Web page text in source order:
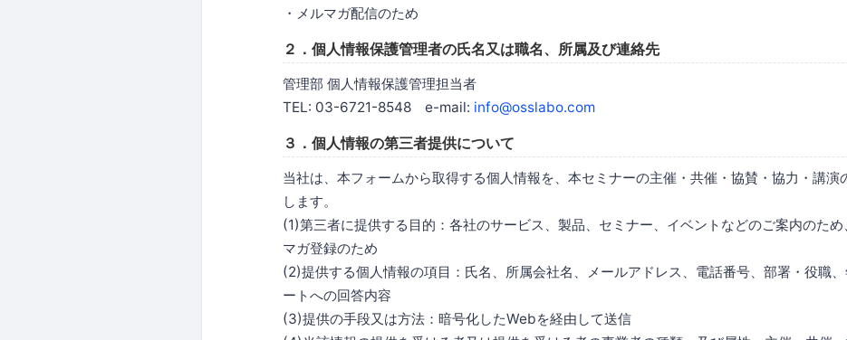
・メルマガ配信のため
２．個人情報保護管理者の氏名又は職名、所属及び連絡先
管理部 個人情報保護管理担当者
TEL: 03-6721-8548 e-mail: info@osslabo.com
３．個人情報の第三者提供について
当社は、本フォームから取得する個人情報を、本セミナーの主催・共催・協賛・協力・講演
します。
(1)第三者に提供する目的：各社のサービス、製品、セミナー、イベントなどのご案内のた
マガ登録のため
(2)提供する個人情報の項目：氏名、所属会社名、メールアドレス、電話番号、部署・役職
ートへの回答内容
(3)提供の手段又は方法：暗号化したWebを経由して送信